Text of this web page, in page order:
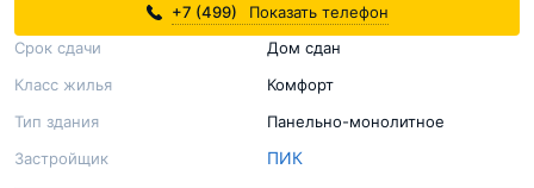
Срок сдачи
Дом сдан
Класс жилья
Комфорт
Тип здания
Панельно-монолитное
Застройщик
ПИК
+7 (499) Показать телефон